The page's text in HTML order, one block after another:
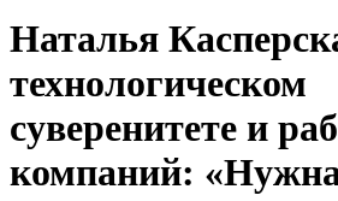
Наталья
технологическом
суверенитете и
компаний: